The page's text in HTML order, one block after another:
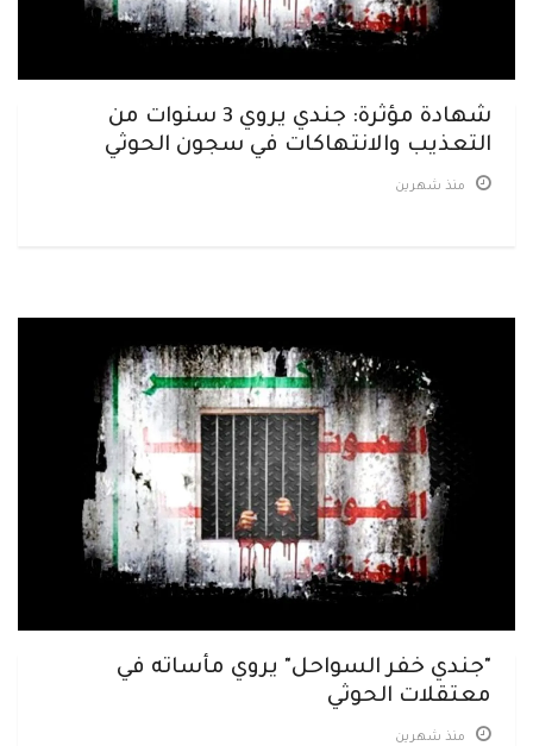
شهادة مؤثرة: جندي يروي 3 سنوات من
التعذيب والانتهاكات في سجون الحوثي
منذ شهرين
"جندي خفر السواحل" يروي مأساته في
معتقلات الحوثي
منذ شهرين